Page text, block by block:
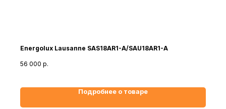
Energolux Lausanne SAS18AR1-A/SAU18AR1-A
56 000 р.
Подробнее о товаре